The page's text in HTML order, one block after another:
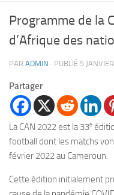
Programme de la
d’Afrique des
PAR ADMIN · PUBLIÉ 5
Partager
La CAN 2022 est la 33e
football dont les matchs
février 2022 au Cameroun.
Cette édition initialement